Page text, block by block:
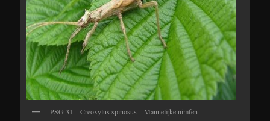
PSG 31 – Creoxylus spinosus – Mannelijke nimfen